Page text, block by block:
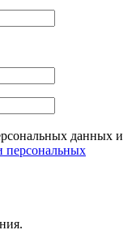
данных и
персональных